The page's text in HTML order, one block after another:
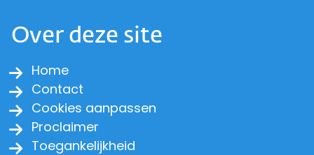
Over deze site
Home
Contact
Cookies aanpassen
Proclaimer
Toegankelijkheid